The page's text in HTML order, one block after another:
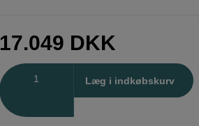
17.049 DKK
Læg i indkøbskurv